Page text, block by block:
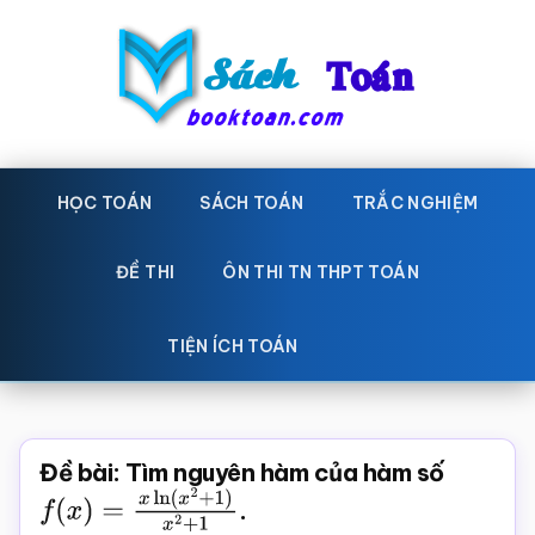
Sách
Toán
toán
Học
toán,
giáo
Toán,
trắc
HỌC TOÁN SÁCH TOÁN TRẮC NGHIỆM
ĐỀ THI ÔN THI TN THPT TOÁN
TIỆN ÍCH TOÁN
Đề bài: Tìm nguyên hàm của hàm số
f(x)= xln (x2+1)x2+.